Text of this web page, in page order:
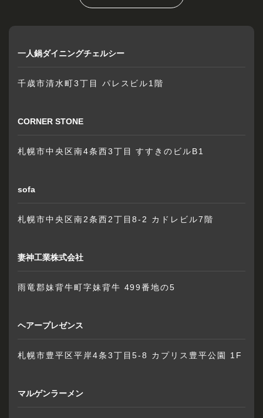
一人鍋ダイニングチェルシー
千歳市清水町3丁目 パレスビル1階
CORNER STONE
札幌市中央区南4条西3丁目 すすきのビルB1
sofa
札幌市中央区南2条西2丁目8-2 カドレビル7階
妻神工業株式会社
雨竜郡妹背牛町字妹背牛 499番地の5
ヘアープレゼンス
札幌市豊平区平岸4条3丁目5-8 カプリス豊平公園 1F
マルゲンラーメン